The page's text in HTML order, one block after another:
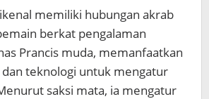
memiliki hubungan akrab
berkat pengalaman
Prancis muda, memanfaatkan
teknologi untuk mengatur
saksi mata, ia mengatur